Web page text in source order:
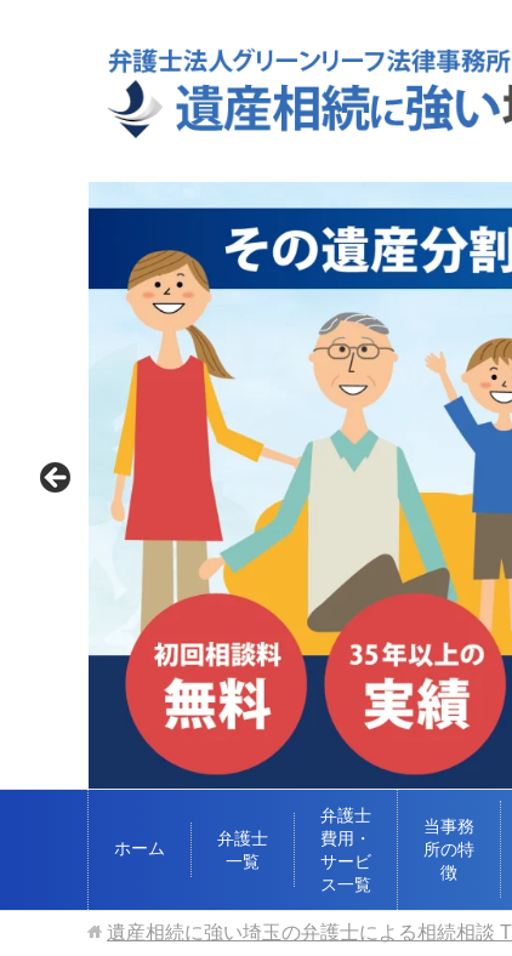
ホーム
弁護士
一覧
弁護士
費用・
サービ
ス一覧
当事務
所の特
徴
遺産相続に強い埼玉の弁護士による相続相談